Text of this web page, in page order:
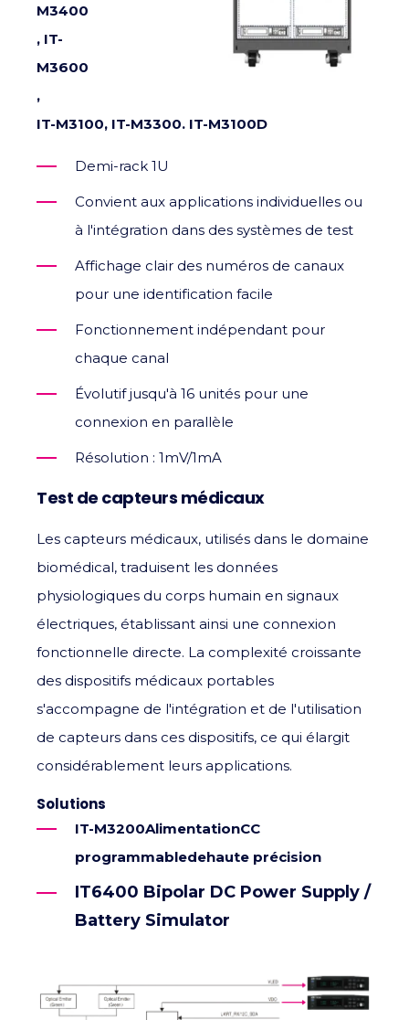
M3400
, IT-
M3600
,
IT-M3100, IT-M3300. IT-M3100D
Demi-rack 1U
Convient aux applications individuelles ou
à l'intégration dans des systèmes de test
Affichage clair des numéros de canaux
pour une identification facile
Fonctionnement indépendant pour
chaque canal
Évolutif jusqu'à 16 unités pour une
connexion en parallèle
Résolution : 1mV/1mA
Test de capteurs médicaux
Les capteurs médicaux, utilisés dans le domaine
biomédical, traduisent les données
physiologiques du corps humain en signaux
électriques, établissant ainsi une connexion
fonctionnelle directe. La complexité croissante
des dispositifs médicaux portables
s'accompagne de l'intégration et de l'utilisation
de capteurs dans ces dispositifs, ce qui élargit
considérablement leurs applications.
Solutions
IT-M3200AlimentationCC
programmabledehaute précision
IT6400 Bipolar DC Power Supply /
Battery Simulator